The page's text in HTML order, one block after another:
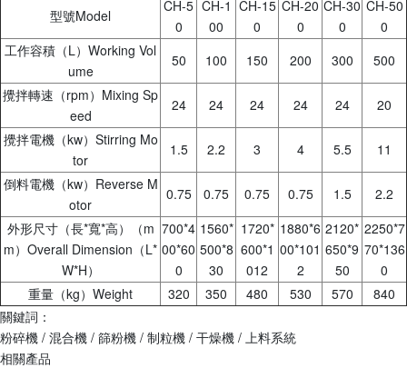
型號Model
CH-5
0
CH-1
00
CH-15
0
CH-20
0
CH-30
0
CH-50
0
工作容積（L）Working Vol
ume
50 100 150 200 300
500
攪拌轉速（rpm）Mixing Sp
eed
24 24 24 24 24
20
攪拌電機（kw）Stirring Mo
tor
1.5 2.2 3 4 5.5
11
倒料電機（kw）Reverse M
otor
0.75 0.75 0.75 0.75 1.5
2.2
外形尺寸（長*寬*高）（m
m）Overall Dimension（L*
W*H）
700*4
00*60
0
1560*
500*8
30
1720*
600*1
012
1880*6
00*101
2
2120*
650*9
50
2250*7
70*136
0
重量（kg）Weight
320 350 480 530 570
840
關鍵詞：
粉碎機 / 混合機 / 篩粉機 / 制粒機 / 干燥機 / 上料系統
相關產品